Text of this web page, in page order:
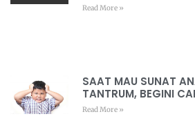
Read More »
SAAT MAU SUNAT
TANTRUM, BEGINI
Read More »